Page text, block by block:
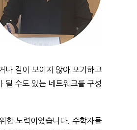
나 길이 보이지 않아 포기하고
될 수도 있는 네트워크를 구성
한 노력이었습니다. 수학자들